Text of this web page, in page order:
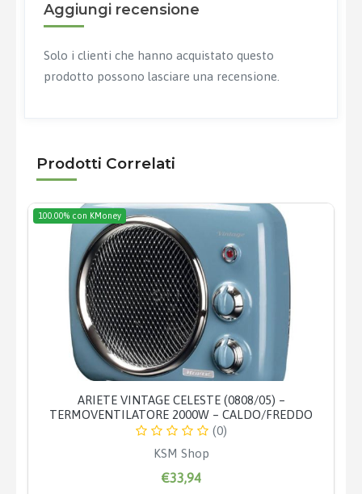
Aggiungi recensione
Solo i clienti che hanno acquistato questo
prodotto possono lasciare una recensione.
Prodotti Correlati
100.00% con KMoney
ARIETE VINTAGE CELESTE (0808/05) –
TERMOVENTILATORE 2000W – CALDO/FREDDO
(0)
KSM Shop
€33,94